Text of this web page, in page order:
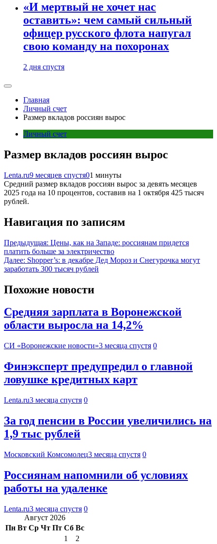
«И мертвый не хочет нас
оставить»: чем самый сильный
офицер русского флота напугал
свою команду на похоронах
2 дня спустя
Главная
Личный счет
Размер вкладов россиян вырос
Личный счет
Размер вкладов россиян вырос
Lenta.ru9 месяцев спустя01 минуты
Средний размер вкладов россиян вырос за девять месяцев
2025 года на 10 процентов, составив на 1 октября 425 тысяч
рублей.
Навигация по записям
Предыдущая: Цены, как на Западе: россиянам придется
платить больше за электричество
Далее: Shopper’s: в декабре Дед Мороз и Снегурочка могут
заработать 300 тысяч рублей
Похожие новости
Средняя зарплата в Воронежской
области выросла на 14,2%
СИ «Воронежские новости»3 месяца спустя 0
Финэксперт предупредил о главной
ловушке кредитных карт
Lenta.ru3 месяца спустя 0
За год пенсии в России увеличились на
1,9 тыс рублей
Московский Комсомолец3 месяца спустя 0
Россиянам напомнили об условиях
работы на удаленке
Lenta.ru3 месяца спустя 0
Август 2026
Пн Вт Ср Чт Пт Сб Вс
1
2